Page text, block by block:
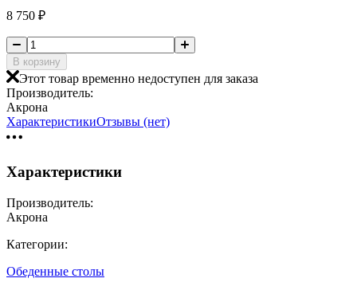
8 750 ₽
В корзину
Этот товар временно недоступен для заказа
Производитель:
Акрона
ХарактеристикиОтзывы (нет)
Характеристики
Производитель:
Акрона
Категории:
Обеденные столы